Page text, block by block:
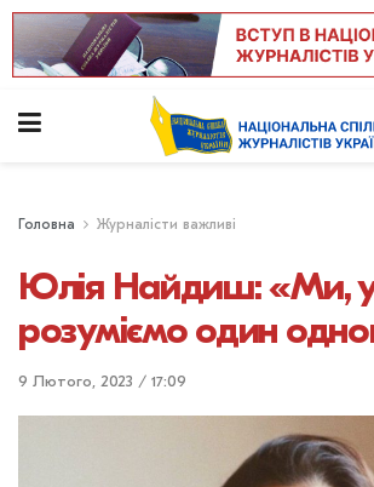
Головна Журналісти важливі
Юлія Найдиш: «Ми,
розуміємо один
9 Лютого, 2023 / 17:09